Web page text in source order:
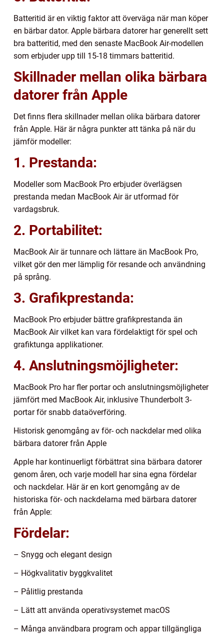
Batteritid är en viktig faktor att överväga när man köper
en bärbar dator. Apple bärbara datorer har generellt sett
bra batteritid, med den senaste MacBook Air-modellen
som erbjuder upp till 15-18 timmars batteritid.
Skillnader mellan olika bärbara
datorer från Apple
Det finns flera skillnader mellan olika bärbara datorer
från Apple. Här är några punkter att tänka på när du
jämför modeller:
1. Prestanda:
Modeller som MacBook Pro erbjuder överlägsen
prestanda medan MacBook Air är utformad för
vardagsbruk.
2. Portabilitet:
MacBook Air är tunnare och lättare än MacBook Pro,
vilket gör den mer lämplig för resande och användning
på språng.
3. Grafikprestanda:
MacBook Pro erbjuder bättre grafikprestanda än
MacBook Air vilket kan vara fördelaktigt för spel och
grafiktunga applikationer.
4. Anslutningsmöjligheter:
MacBook Pro har fler portar och anslutningsmöjligheter
jämfört med MacBook Air, inklusive Thunderbolt 3-
portar för snabb dataöverföring.
Historisk genomgång av för- och nackdelar med olika
bärbara datorer från Apple
Apple har kontinuerligt förbättrat sina bärbara datorer
genom åren, och varje modell har sina egna fördelar
och nackdelar. Här är en kort genomgång av de
historiska för- och nackdelarna med bärbara datorer
från Apple:
Fördelar:
– Snygg och elegant design
– Högkvalitativ byggkvalitet
– Pålitlig prestanda
– Lätt att använda operativsystemet macOS
– Många användbara program och appar tillgängliga